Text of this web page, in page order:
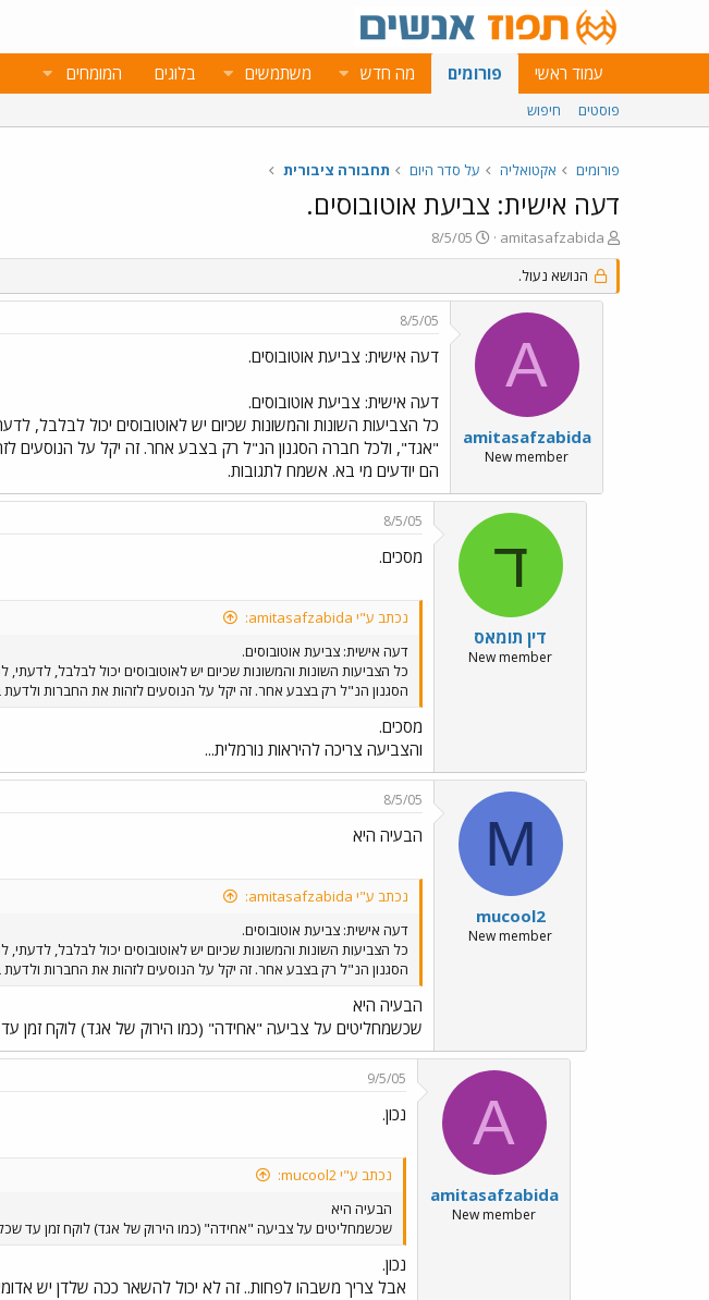
עמוד ראשי פורומים מה חדש משתמשים בלוגים המומחים
פוסטים חיפוש
פורומים אקטואליה על סדר היום תחבורה ציבורית
דעה אישית: צביעת אוטובוסים.
פ
ו
ת
ח
amitasafzabida
פ
ו
ס
ך
8/5/05
הנושא נעול.
A
amitasafzabida
New member
8/5/05
דעה אישית: צביעת אוטובוסים.
דעה אישית: צביעת אוטובוסים.
כל הצביעות השונות והמשונות שכיום יש לאוטובוסים יכול לבלבל,
הם יודעים מי בא. אשמח לתגובות.
ד
דין תומאס
New member
8/5/05
מסכים.
נכתב ע"י amitasafzabida:
דעה אישית: צביעת אוטובוסים.
כל הצביעות השונות והמשונות שכיום יש לאוטובוסים יכול לבלבל,
הסגנון הנ"ל רק בצבע אחר. זה יקל על הנוסעים לזהות את החברות ולדעת באיזה קו הם נוסעים. אם למשל, הם
מסכים.
והצביעה צריכה להיראות נורמלית...
M
mucool2
New member
8/5/05
הבעיה היא
נכתב ע"י amitasafzabida:
דעה אישית: צביעת אוטובוסים.
כל הצביעות השונות והמשונות שכיום יש לאוטובוסים יכול לבלבל,
הסגנון הנ"ל רק בצבע אחר. זה יקל על הנוסעים לזהות את החברות ולדעת באיזה קו הם נוסעים. אם למשל, הם
הבעיה היא
שכשמחליטים על צביעה "אחידה" (כמו הירוק של אגד) לוקח זמן
A
amitasafzabida
New member
9/5/05
נכון.
נכתב ע"י mucool2:
הבעיה היא
שכשמחליטים על צביעה "אחידה" (כמו הירוק של אגד) לוקח זמן עד
נכון.
אבל צריך משבהו לפחות.. זה לא יכול להשאר ככה שלדן יש